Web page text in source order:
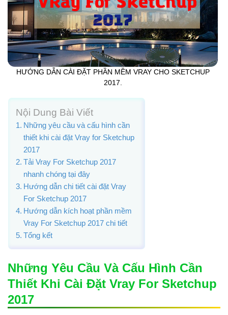
HƯỚNG DẪN CÀI ĐẶT PHẦN MỀM VRAY CHO SKETCHUP
2017.
Nội Dung Bài Viết
Những yêu cầu và cấu hình cần
thiết khi cài đặt Vray for Sketchup
2017
Tải Vray For Sketchup 2017
nhanh chóng tại đây
Hướng dẫn chi tiết cài đặt Vray
For Sketchup 2017
Hướng dẫn kích hoạt phần mềm
Vray For Sketchup 2017 chi tiết
Tổng kết
Những Yêu Cầu Và Cấu Hình Cần
Thiết Khi Cài Đặt Vray For Sketchup
2017